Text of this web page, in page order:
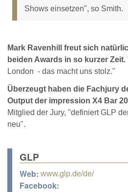
Shows einsetzen", so Smith.
Mark Ravenhill freut sich
beiden Awards in so kurzer Zeit.
London - das macht uns stolz."
Überzeugt haben die Fachjury
Output der impression X4 Bar
Mitglied der Jury, "definiert GLP
neu".
GLP
Web: www.glp.de/de/
Facebook: